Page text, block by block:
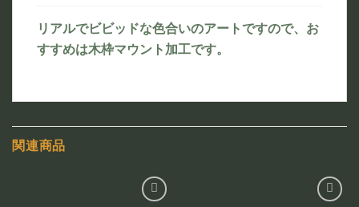
リアルでビビッドな色合いのアートですので、お
すすめは木枠マウント加工です。
関連商品